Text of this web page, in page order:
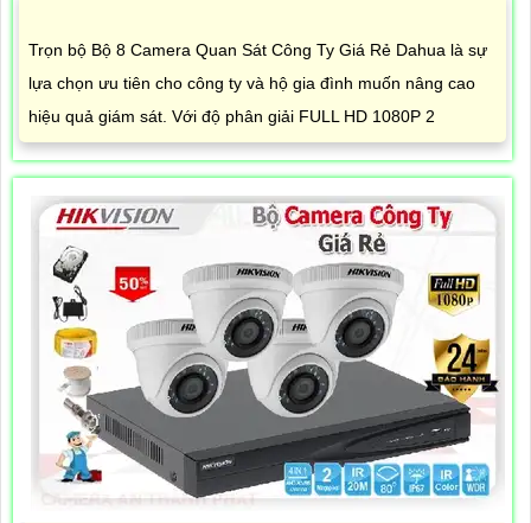
Trọn bộ Bộ 8 Camera Quan Sát Công Ty Giá Rẻ Dahua là sự
lựa chọn ưu tiên cho công ty và hộ gia đình muốn nâng cao
hiệu quả giám sát. Với độ phân giải FULL HD 1080P 2